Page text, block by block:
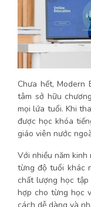
Chưa hết,
tâm sở hữu
mọi lứa tuổi. Khi
được học khóa
giáo viên nước
Với nhiều năm
từng độ tuổi khác
chất lượng học
hợp cho từng học